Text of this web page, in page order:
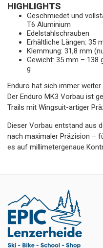
HIGHLIGHTS
Geschmiedet und
T6 Aluminium
Edelstahlschrauben
Erhältliche Längen: 35
Klemmung: 31,8 mm
Gewicht: 35 mm – 138
g
Enduro hat sich immer
Der Enduro MK3 Vorbau ist
Trails mit Wingsuit-artiger
Dieser Vorbau entstand aus
nach maximaler Präzision –
es auf millimetergenaue